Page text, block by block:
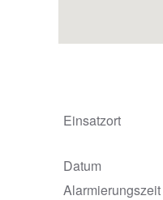
Einsatzort
Datum
Alarmierungszeit